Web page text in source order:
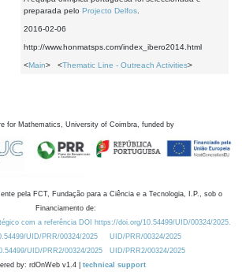
preparada pelo Projecto Delfos
2016-02-06
http://www.honmatsps.com/index_ibero2014.html
<Main> <Thematic Line - Outreach Activities>
for Mathematics, University of Coimbra, funded by
pela FCT, Fundação para a Ciência e a Tecnologia, I.P., sob o
Financiamento de:
com a referência DOI https://doi.org/10.54499/UID/00324/2025.
UID/PRR/00324/2025
UID/PRR/00324/2025
UID/PRR2/00324/2025
UID/PRR2/00324/2025
by: rdOnWeb v1.4 | technical support